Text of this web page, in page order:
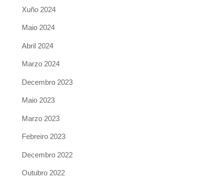
Xuño 2024
Maio 2024
Abril 2024
Marzo 2024
Decembro 2023
Maio 2023
Marzo 2023
Febreiro 2023
Decembro 2022
Outubro 2022